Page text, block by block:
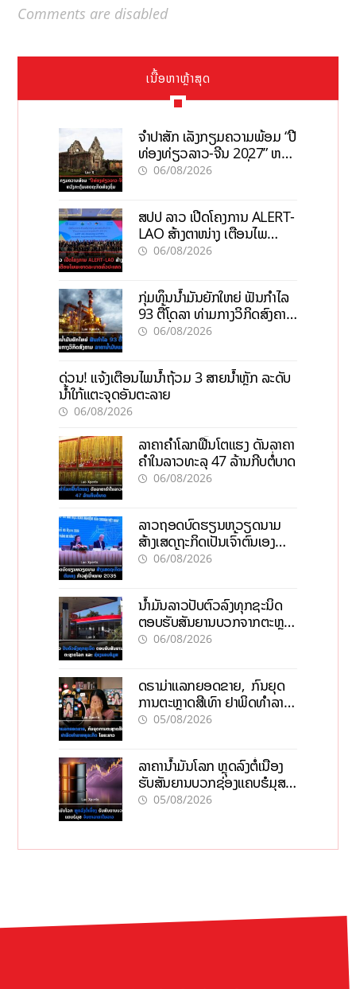
Comments are disabled
ເນື້ອຫາຫຼ້າສຸດ
ຈຳປາສັກ ເລັ່ງກຽມຄວາມພ້ອມ “ປີ
ທ່ອງທ່ຽວລາວ-ຈີນ 2027” ຫວັງ
ກະຕຸ້ນເສດຖະກິດທ້ອງຖິ່ນ
06/08/2026
ສປປ ລາວ ເປີດໂຄງການ ALERT-
LAO ສ້າງຕາໜ່າງ ເຕືອນໄພ
ພະຍາດລະບາດທົ່ວປະເທດ
06/08/2026
ກຸ່ມທຶນນ້ຳມັນຍັກໃຫຍ່ ຟັນກຳໄລ
93 ຕື້ໂດລາ ທ່າມກາງວິກິດສົງຄາມ
ລາຄານໍ້າມັນແພງ
06/08/2026
ດ່ວນ! ແຈ້ງເຕືອນໄພນໍ້າຖ້ວມ 3 ສາຍນໍ້າຫຼັກ ລະດັບ
ນໍ້າໃກ້ແຕະຈຸດອັນຕະລາຍ
06/08/2026
ລາຄາຄຳໂລກຟື້ນໂຕແຮງ ດັນລາຄາ
ຄຳໃນລາວທະລຸ 47 ລ້ານກີບຕໍ່ບາດ
06/08/2026
ລາວຖອດບົດຮຽນຫວຽດນາມ
ສ້າງເສດຖະກິດເປັນເຈົ້າຕົນເອງ
ກ້າວສູ່ເປົ້າໝາຍ 2035
06/08/2026
ນໍ້າມັນລາວປັບຕົວລົງທຸກຊະນິດ
ຕອບຮັບສັນຍານບວກຈາກຕະຫຼາດ
ໂລກ ແລະ ຊ່ອງແຄບຮໍມູສ
06/08/2026
ດຣາມ່າແລກຍອດຂາຍ, ກົນຍຸດ
ການຕະຫຼາດສີເທົາ ຢາພິດທຳລາຍ
ທຸລະກິດ ໄລຍະຍາວ
05/08/2026
ລາຄານ້ຳມັນໂລກ ຫຼຸດລົງຕໍ່ເນື່ອງ
ຮັບສັນຍານບວກຊ່ອງແຄບຮໍມຸສ
ຈັບຕາລາຄາໃນລາວ
05/08/2026